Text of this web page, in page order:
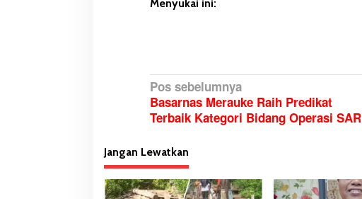
Menyukai ini:
N
a
v
g
a
Pos sebelumnya
Basarnas Merauke Raih Predikat
Terbaik Kategori Bidang Operasi SAR
Jangan Lewatkan